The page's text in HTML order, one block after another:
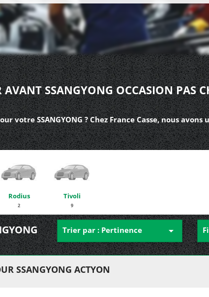
SSANGYONG OCCASION PAS
votre SSANGYONG ? Chez France Casse, nous
Rodius
2
Tivoli
9
Trier par : Pertinence 
SSANGYONG ACTYON